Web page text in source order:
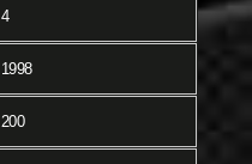
4
1998
200